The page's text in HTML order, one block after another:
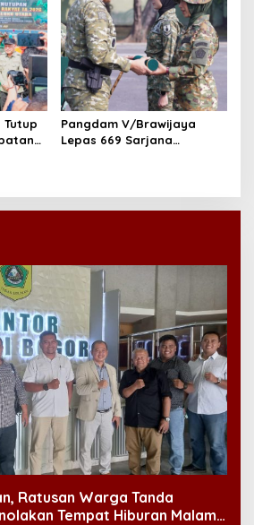
Pangdam V/Brawijaya
Lepas 669 Sarjana
Ratusan Warga Tanda
Tempat Hiburan Malam